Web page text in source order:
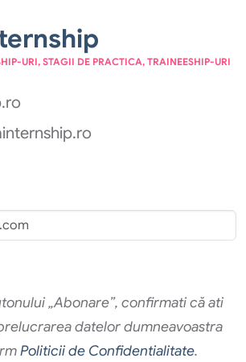
URI, STAGII DE PRACTICA, TRAINEESHIP-URI
„Abonare”, confirmati că ati
datelor dumneavoastra
Politicii de Confidentialitate.